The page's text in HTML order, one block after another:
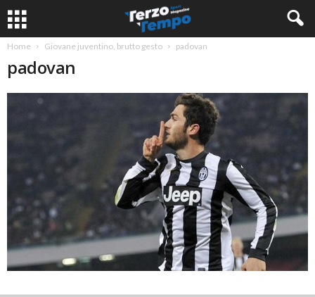
Home Giovane juventino, brutto gesto padovan
padovan